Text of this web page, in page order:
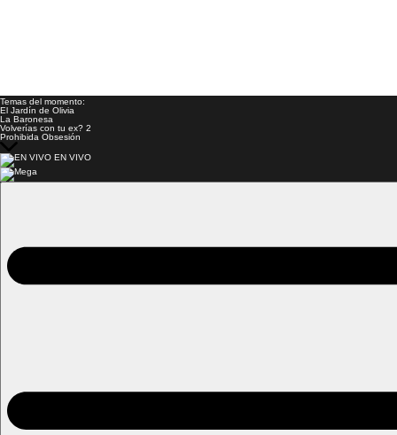
Temas del momento:
El Jardín de Olivia
La Baronesa
Volverías con tu ex? 2
Prohibida Obsesión
EN VIVO